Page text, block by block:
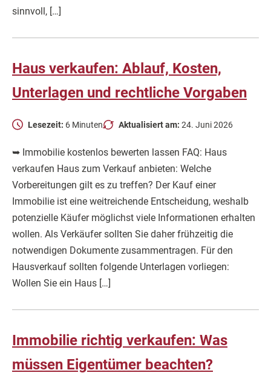
sinnvoll, […]
Haus verkaufen: Ablauf, Kosten,
Unterlagen und rechtliche Vorgaben
Lesezeit: 6 Minuten Aktualisiert am: 24. Juni 2026
➥ Immobilie kostenlos bewerten lassen FAQ: Haus
verkaufen Haus zum Verkauf anbieten: Welche
Vorbereitungen gilt es zu treffen? Der Kauf einer
Immobilie ist eine weitreichende Entscheidung, weshalb
potenzielle Käufer möglichst viele Informationen erhalten
wollen. Als Verkäufer sollten Sie daher frühzeitig die
notwendigen Dokumente zusammentragen. Für den
Hausverkauf sollten folgende Unterlagen vorliegen:
Wollen Sie ein Haus […]
Immobilie richtig verkaufen: Was
müssen Eigentümer beachten?